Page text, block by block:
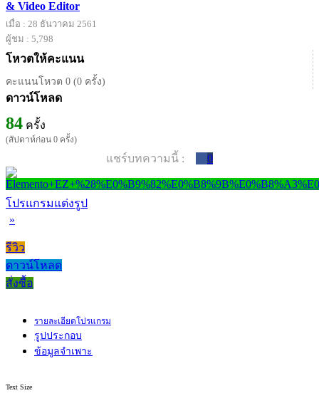
& Video Editor
เมื่อ : 28 ธันวาคม 2561
ผู้ชม : 5,798
โหวตให้คะแนน
คะแนนโหวต 0 (0 ครั้ง)
ดาวน์โหลด
84 ครั้ง
(สัปดาห์ก่อน 0 ครั้ง)
แชร์บทความนี้ : 0
โปรแกรมแต่งรูป
»
รีวิว
ดาวน์โหลด
สั่งซื้อ
รายละเอียดโปรแกรม
รูปประกอบ
ข้อมูลจำเพาะ
Text Size